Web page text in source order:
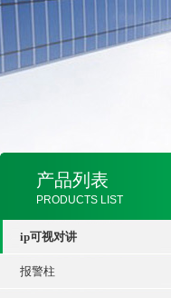
产品列表
PRODUCTS LIST
ip可视对讲
报警柱